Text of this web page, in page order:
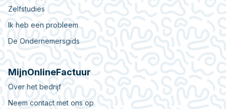
Zelfstudies
Ik heb een probleem
De Ondernemersgids
MijnOnlineFactuur
Over het bedrijf
Neem contact met ons op